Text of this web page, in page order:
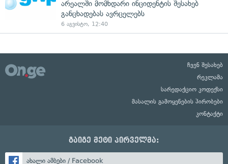
არეალში მომხდარი ინციდენტის შესახებ
განცხადებას ავრცელებს
6 აგვისტო, 12:40
ჩვენ შესახებ
რეკლამა
სარედაქციო კოდექსი
მასალის გამოყენების პირობები
კონტაქტი
გაიგე მეტი პირველმა:
ახალი ამბები / Facebook